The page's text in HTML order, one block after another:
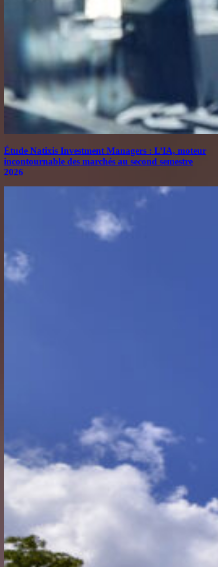
Étude Natixis Investment Managers : L’IA, moteur
incontournable des marchés au second semestre
2026